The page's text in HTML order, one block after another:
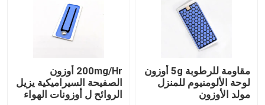
مقاومة للرطوبة 5g أوزون
لوحة الألومنيوم للمنزل
مولد الأوزون
200mg/Hr أوزون
الصفيحة السيراميكية يزيل
الروائح ل أوزونات الهواء